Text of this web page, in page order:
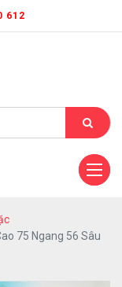
612
75 Ngang 56 Sâu